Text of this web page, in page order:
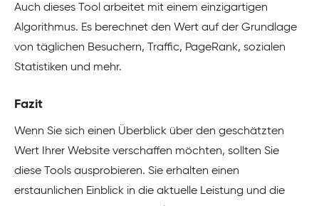
Auch dieses Tool arbeitet mit einem einzigartigen
Algorithmus. Es berechnet den Wert auf der Grundlage
von täglichen Besuchern, Traffic, PageRank, sozialen
Statistiken und mehr.
Fazit
Wenn Sie sich einen Überblick über den geschätzten
Wert Ihrer Website verschaffen möchten, sollten Sie
diese Tools ausprobieren. Sie erhalten einen
erstaunlichen Einblick in die aktuelle Leistung und die